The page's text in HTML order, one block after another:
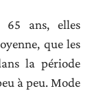
65 ans, elles
que les
la période
à peu. Mode